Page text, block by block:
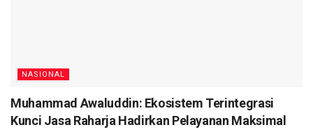
NASIONAL
Muhammad Awaluddin: Ekosistem Terintegrasi
Kunci Jasa Raharja Hadirkan Pelayanan Maksimal